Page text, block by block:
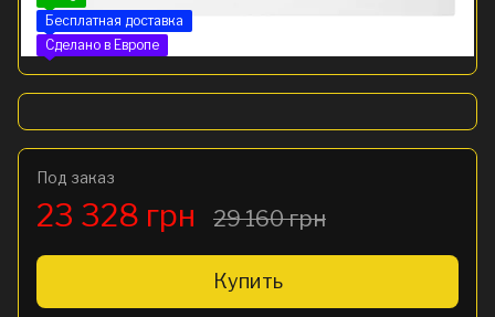
Бесплатная доставка
Сделано в Европе
Под заказ
23 328 грн 29 160 грн
Купить